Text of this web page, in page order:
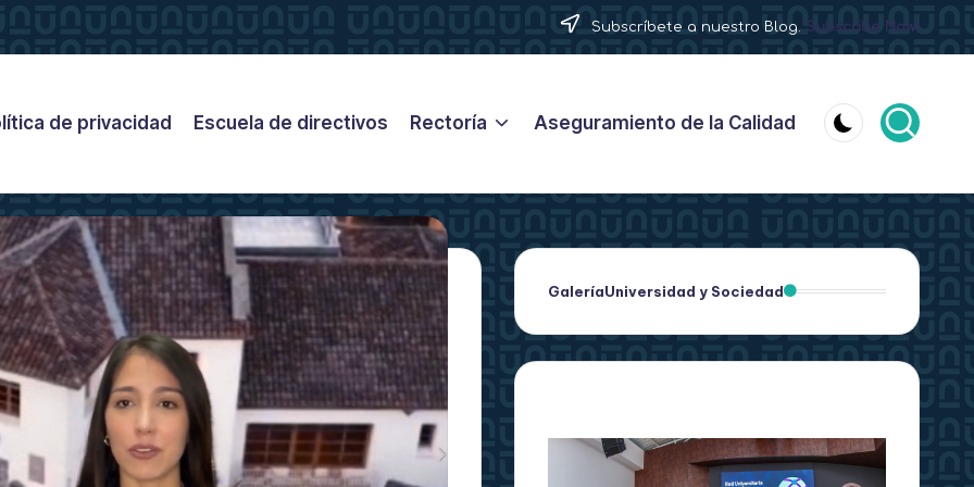
Subscríbete a nuestro Blog. Subscribe Now!
de privacidad Escuela de directivos Rectoría Aseguramiento de la Calidad
GaleríaUniversidad y Sociedad